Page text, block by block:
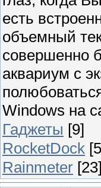
есть
объемный
совершенно
аквариум с
Windows на
Гаджеты [9]
RocketDock
Rainmeter [23]